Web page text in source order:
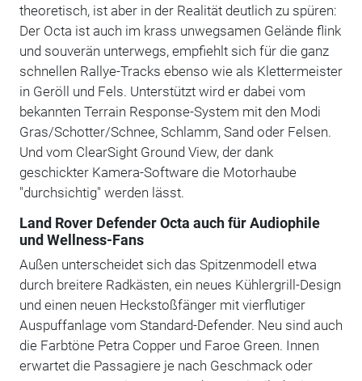
theoretisch, ist aber in der Realität deutlich zu spüren:
Der Octa ist auch im krass unwegsamen Gelände flink
und souverän unterwegs, empfiehlt sich für die ganz
schnellen Rallye-Tracks ebenso wie als Klettermeister
in Geröll und Fels. Unterstützt wird er dabei vom
bekannten Terrain Response-System mit den Modi
Gras/Schotter/Schnee, Schlamm, Sand oder Felsen.
Und vom ClearSight Ground View, der dank
geschickter Kamera-Software die Motorhaube
"durchsichtig" werden lässt.
Land Rover Defender Octa auch für Audiophile
und Wellness-Fans
Außen unterscheidet sich das Spitzenmodell etwa
durch breitere Radkästen, ein neues Kühlergrill-Design
und einen neuen Heckstoßfänger mit vierflutiger
Auspuffanlage vom Standard-Defender. Neu sind auch
die Farbtöne Petra Copper und Faroe Green. Innen
erwartet die Passagiere je nach Geschmack oder